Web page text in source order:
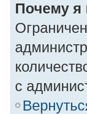
Почему я
с